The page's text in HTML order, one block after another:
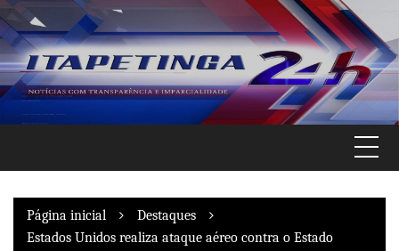
Pular
para
o
conteúdo
Página inicial
Destaques
Estados Unidos realiza ataque aéreo contra o Estado